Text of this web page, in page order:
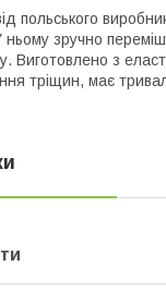
польського
зручно
Виготовлено з
тріщин, має